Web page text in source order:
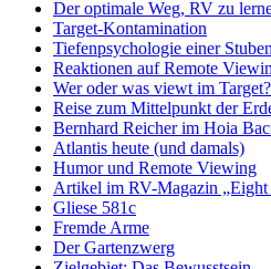
Der optimale Weg, RV zu
Target-Kontamination
Tiefenpsychologie einer
Reaktionen auf Remote
Wer oder was viewt im Target?
Reise zum Mittelpunkt der
Bernhard Reicher im Hoia
Atlantis heute (und damals)
Humor und Remote Viewing
Artikel im RV-Magazin
Gliese 581c
Fremde Arme
Der Gartenzwerg